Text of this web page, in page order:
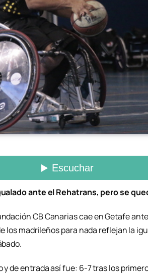
ante el Rehatrans, pero se
CB Canarias cae en Getafe
los madrileños para nada reflejan la
de entrada así fue: 6-7 tras los